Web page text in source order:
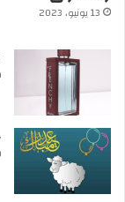
13 يونيو، 2023